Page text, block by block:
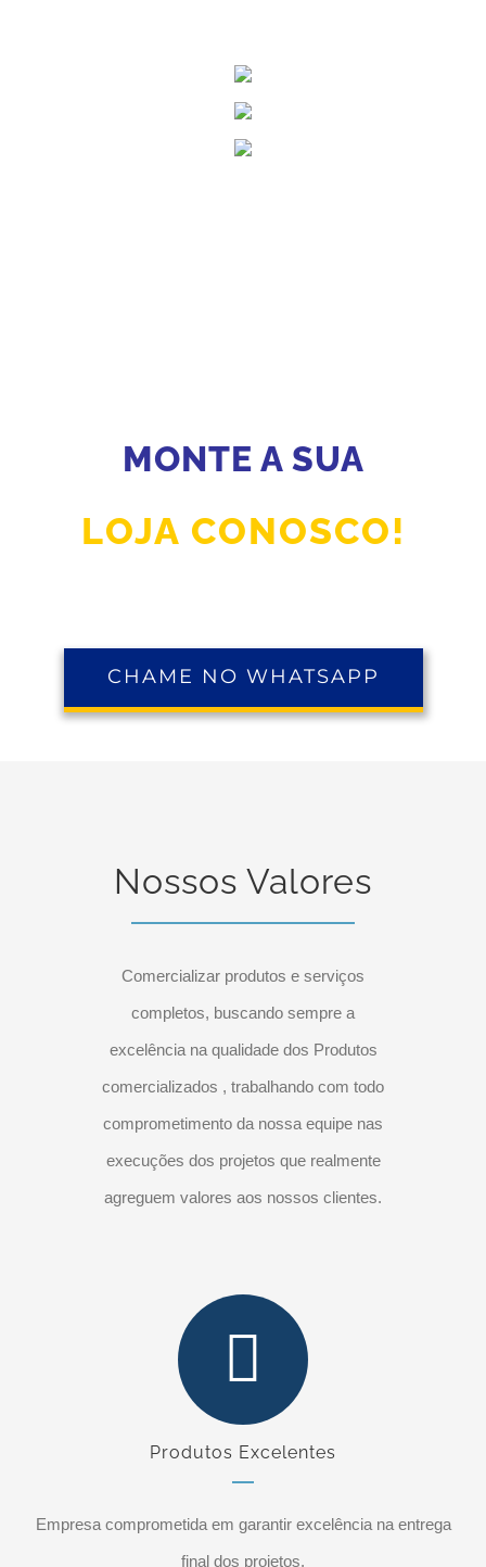
MONTE A SUA
LOJA CONOSCO!
CHAME NO WHATSAPP
Nossos Valores
Comercializar produtos e serviços
completos, buscando sempre a
excelência na qualidade dos Produtos
comercializados , trabalhando com todo
comprometimento da nossa equipe nas
execuções dos projetos que realmente
agreguem valores aos nossos clientes.
Produtos Excelentes
Empresa comprometida em garantir excelência na entrega
final dos projetos.